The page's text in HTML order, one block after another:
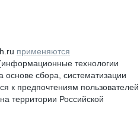
применяются
технологии
сбора, систематизации
к предпочтениям пользователей
территории Российской